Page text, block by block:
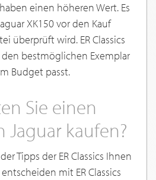
einen höheren Wert. Es
XK150 vor den Kauf
überprüft wird. ER Classics
bestmöglichen Exemplar
Budget passt.
Sie einen
Jaguar kaufen?
Tipps der ER Classics Ihnen
mit ER Classics